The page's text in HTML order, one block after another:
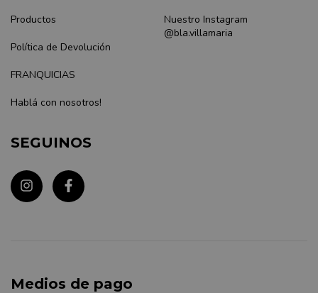
Productos
Política de Devolución
FRANQUICIAS
Hablá con nosotros!
Nuestro Instagram
@bla.villamaria
SEGUINOS
Medios de pago